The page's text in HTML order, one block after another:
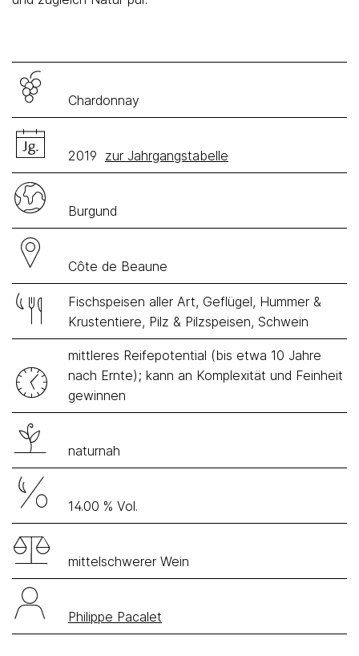
Chardonnay
2019 zur Jahrgangstabelle
Burgund
Côte de Beaune
Fischspeisen aller Art, Geflügel, Hummer &
Krustentiere, Pilz & Pilzspeisen, Schwein
mittleres Reifepotential (bis etwa 10 Jahre
nach Ernte); kann an Komplexität und Feinheit
gewinnen
naturnah
14.00 % Vol.
mittelschwerer Wein
Philippe Pacalet